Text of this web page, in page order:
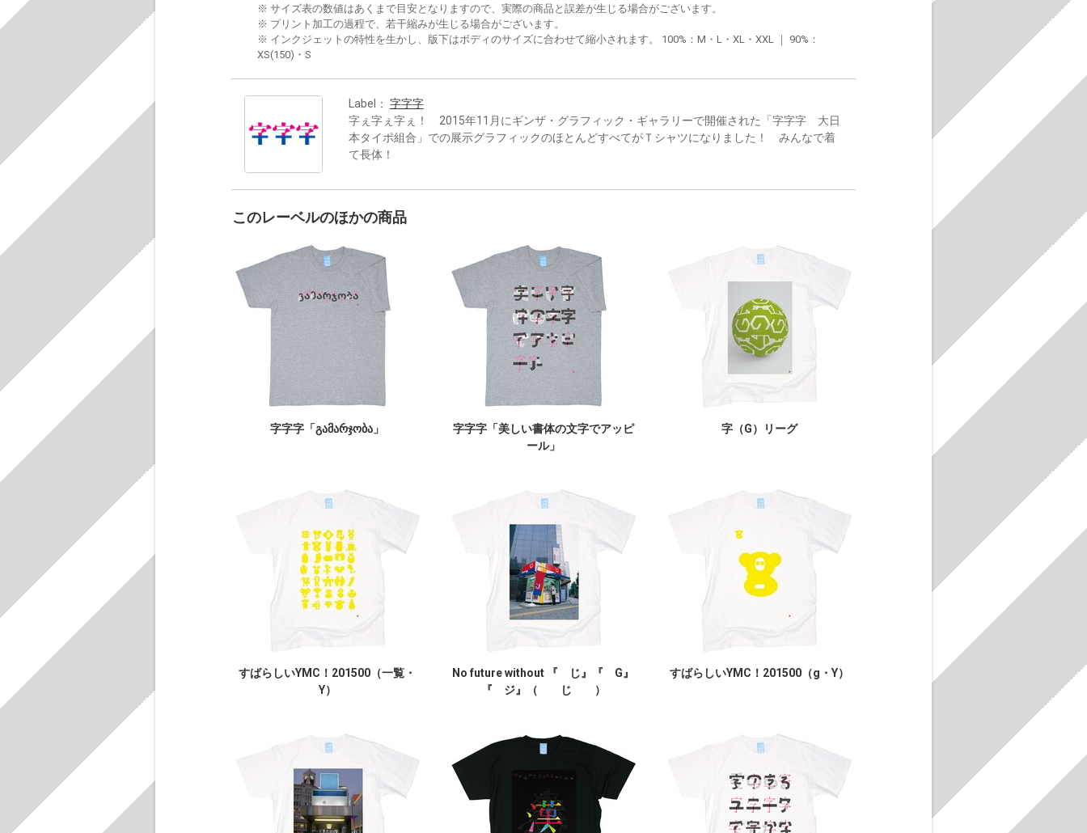
※ サイズ表の数値はあくまで目安となりますので、実際の商品と誤差が生じる場合がございます。
※ プリント加工の過程で、若干縮みが生じる場合がございます。
※ インクジェットの特性を生かし、版下はボディのサイズに合わせて縮小されます。 100%：M・L・XL・XXL ｜ 90%：
XS(150)・S
Label： 字字字
字ぇ字ぇ字ぇ！ 2015年11月にギンザ・グラフィック・ギャラリーで開催された「字字字 大日
本タイポ組合」での展示グラフィックのほとんどすべてがＴシャツになりました！ みんなで着
て長体！
このレーベルのほかの商品
字字字「გამარჯობა」
字字字「美しい書体の文字でアッピ
ール」
字（G）リーグ
すばらしいYMC！201500（一覧・
Y）
No future without 『 じ』『 G』
『 ジ』（ じ ）
すばらしいYMC！201500（g・Y）